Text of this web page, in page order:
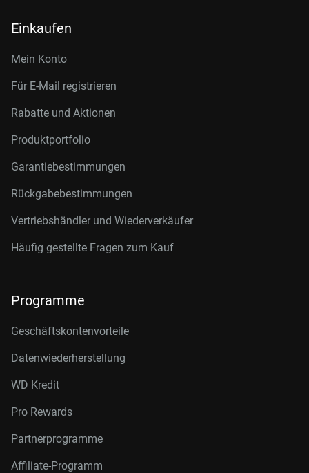
Einkaufen
Mein Konto
Für E-Mail registrieren
Rabatte und Aktionen
Produktportfolio
Garantiebestimmungen
Rückgabebestimmungen
Vertriebshändler und Wiederverkäufer
Häufig gestellte Fragen zum Kauf
Programme
Geschäftskontenvorteile
Datenwiederherstellung
WD Kredit
Pro Rewards
Partnerprogramme
Affiliate-Programm